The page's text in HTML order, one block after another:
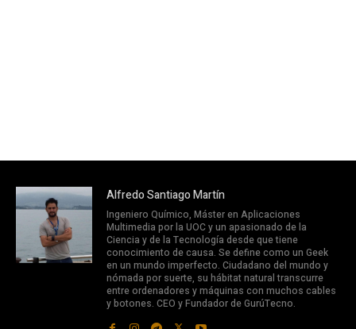
Alfredo Santiago Martín
Ingeniero Químico, Máster en Aplicaciones
Multimedia por la UOC y un apasionado de la
Ciencia y de la Tecnología desde que tiene
conocimiento de causa. Se define como un Geek
en un mundo imperfecto. Ciudadano del mundo y
nómada por suerte, su hábitat natural transcurre
entre ordenadores y máquinas con muchos cables
y botones. CEO y Fundador de GurúTecno.